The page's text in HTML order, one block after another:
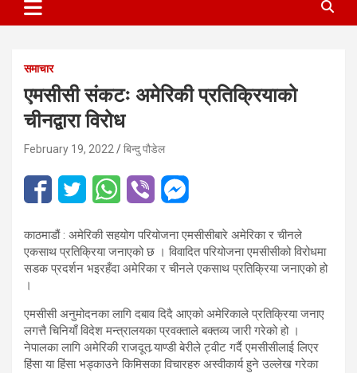
समाचार
एमसीसी संकटः अमेरिकी प्रतिक्रियाको
चीनद्वारा विरोध
February 19, 2022 बिन्दु पौडेल
काठमाडौं : अमेरिकी सहयोग परियोजना एमसीसीबारे अमेरिका र चीनले
एकसाथ प्रतिक्रिया जनाएको छ । विवादित परियोजना एमसीसीको विरोधमा
सडक प्रदर्शन भइरहँदा अमेरिका र चीनले एकसाथ प्रतिक्रिया जनाएको हो
।
एमसीसी अनुमोदनका लागि दबाव दिदै आएको अमेरिकाले प्रतिक्रिया जनाए
लगत्तै चिनियाँ विदेश मन्त्रालयका प्रवक्ताले बक्तव्य जारी गरेको हो ।
नेपालका लागि अमेरिकी राजदूत र्‍याण्डी बेरीले ट्वीट गर्दै एमसीसीलाई लिएर
हिंसा या हिंसा भड्काउने किमिसका विचारहरु अस्वीकार्य हुने उल्लेख गरेका